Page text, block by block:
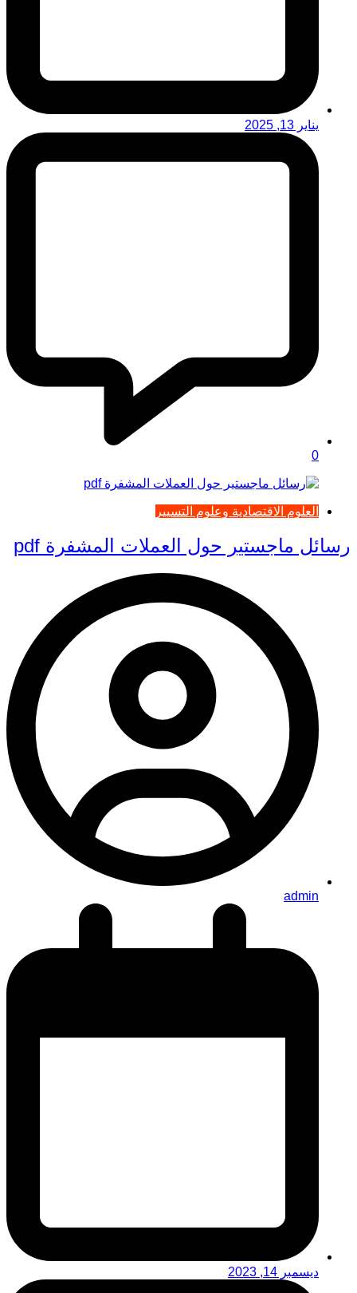
يناير 13, 2025
0
العلوم الاقتصادية وعلوم التسيير
رسائل ماجستير حول العملات المشفرة pdf
admin
ديسمبر 14, 2023